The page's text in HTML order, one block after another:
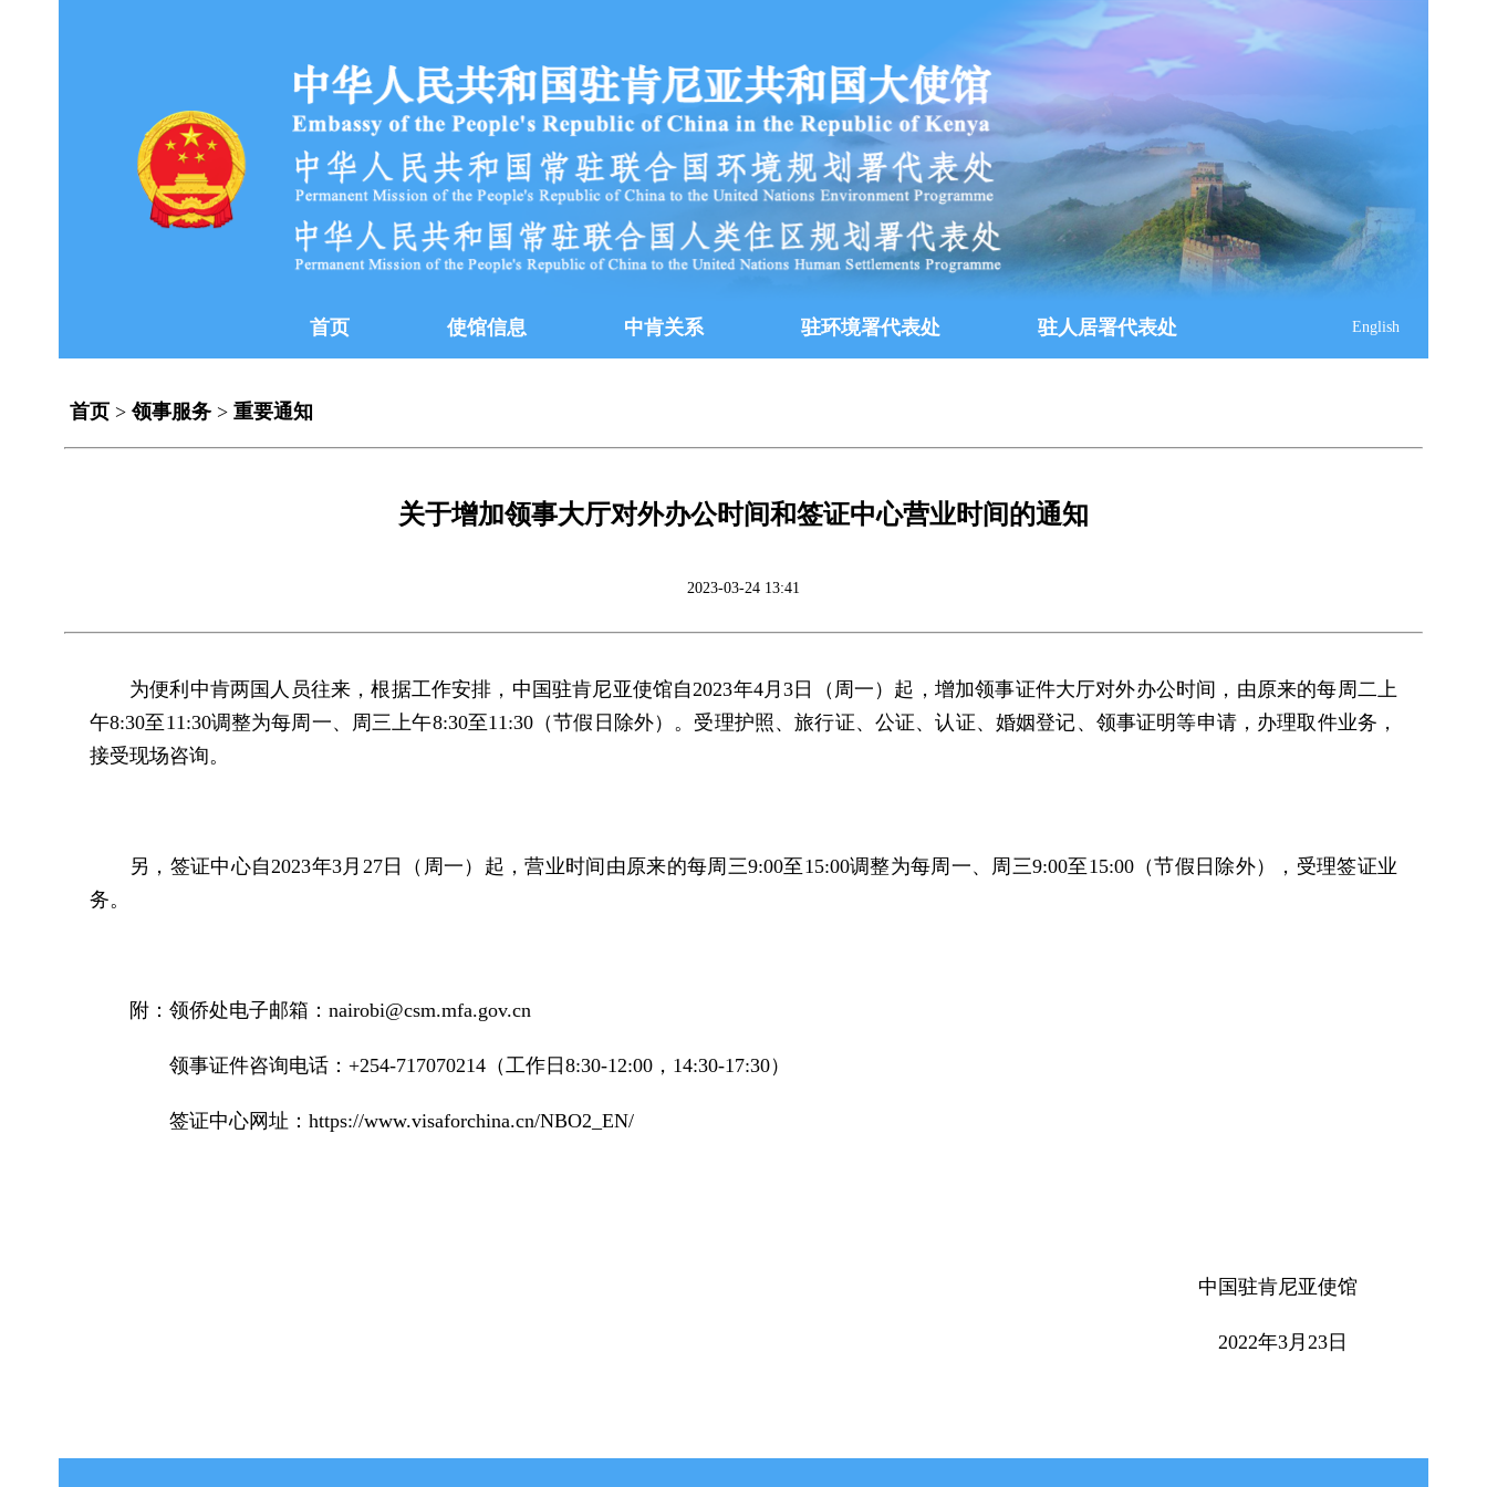
首页 使馆信息 中肯关系 驻环境署代表处 驻人居署代表处 English
首页 >领事服务 > 重要通知
关于增加领事大厅对外办公时间和签证中心营业时间的通知
2023-03-24 13:41
为便利中肯两国人员往来，根据工作安排，中国驻肯尼亚使馆自2023年4月3日（周一）起，增加领事证件大厅对外办公时间，由原来的每周二上
午8:30至11:30调整为每周一、周三上午8:30至11:30（节假日除外）。受理护照、旅行证、公证、认证、婚姻登记、领事证明等申请，办理取件业务，
接受现场咨询。
另，签证中心自2023年3月27日（周一）起，营业时间由原来的每周三9:00至15:00调整为每周一、周三9:00至15:00（节假日除外），受理签证业
务。
附：领侨处电子邮箱：nairobi@csm.mfa.gov.cn
领事证件咨询电话：+254-717070214（工作日8:30-12:00，14:30-17:30）
签证中心网址：https://www.visaforchina.cn/NBO2_EN/
中国驻肯尼亚使馆
2022年3月23日